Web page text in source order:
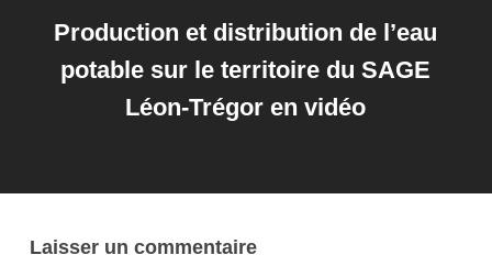
Production et distribution de l’eau
potable sur le territoire du SAGE
Léon-Trégor en vidéo
Laisser un commentaire